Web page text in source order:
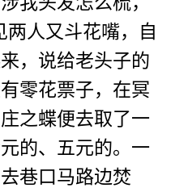
人又斗花嘴，自
，说给老头子的
零花票子，在冥
之蝶便去取了一
的、五元的。一
巷口马路边焚